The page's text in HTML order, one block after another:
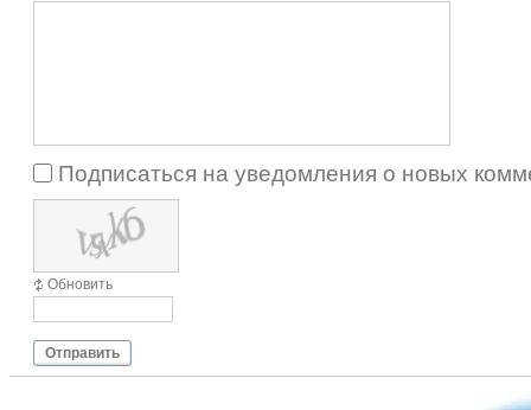
Подписаться на уведомления о новых
Обновить
Отправить